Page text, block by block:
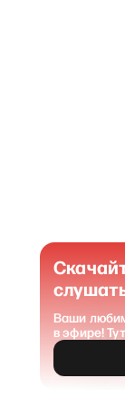
Ваши
в эфире!